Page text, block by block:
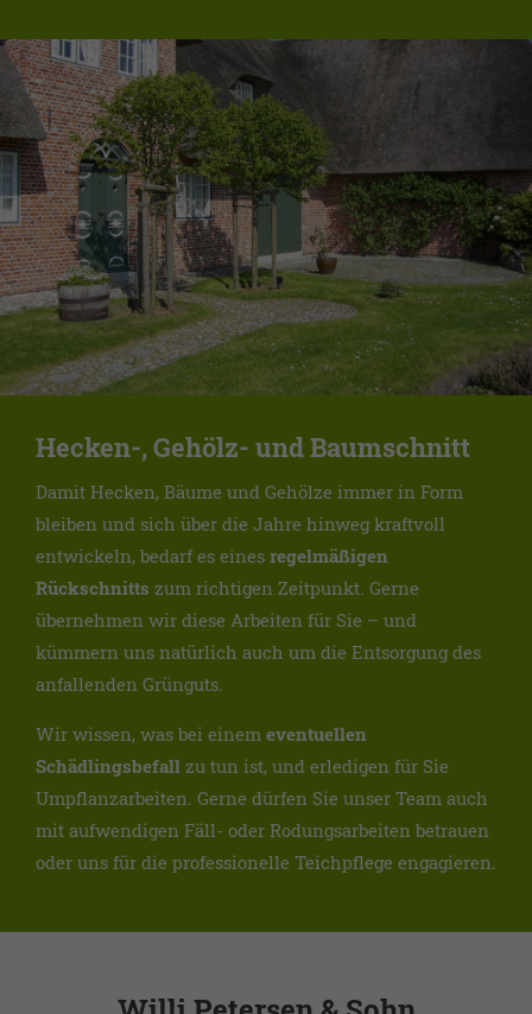
Hecken-, Gehölz- und Baumschnitt
Damit Hecken, Bäume und Gehölze immer in Form
bleiben und sich über die Jahre hinweg kraftvoll
entwickeln, bedarf es eines regelmäßigen
Rückschnitts zum richtigen Zeitpunkt. Gerne
übernehmen wir diese Arbeiten für Sie – und
kümmern uns natürlich auch um die Entsorgung des
anfallenden Grünguts.
Wir wissen, was bei einem eventuellen
Schädlingsbefall zu tun ist, und erledigen für Sie
Umpflanzarbeiten. Gerne dürfen Sie unser Team auch
mit aufwendigen Fäll- oder Rodungsarbeiten betrauen
oder uns für die professionelle Teichpflege engagieren.